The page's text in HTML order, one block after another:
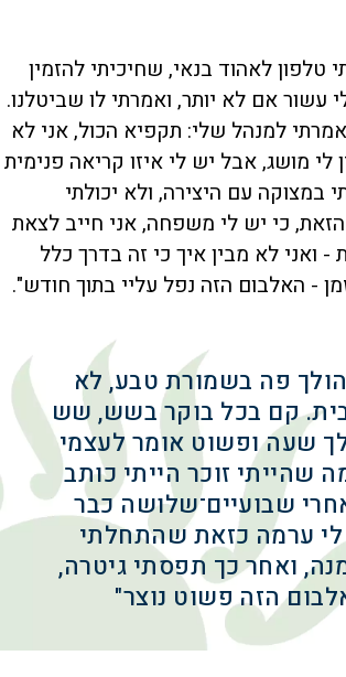
לאהוד בנאי, שחיכיתי להזמין
עשור אם לא יותר, ואמרתי לו שביטלנו.
למנהל שלי: תקפיא הכול, אני לא
לי מושג, אבל יש לי איזו קריאה פנימית
במצוקה עם היצירה, ולא יכולתי
כי יש לי משפחה, אני חייב לצאת
- ואני לא מבין איך כי זה בדרך כלל
- האלבום הזה נפל עליי בתוך חודש".
הולך פה בשמורת טבע, לא
קם בכל בוקר בשש, שש
שעה ופשוט אומר לעצמי
שהייתי זוכר הייתי כותב
שבועיים־שלושה כבר
לי ערמה כזאת שהתחלתי
ואחר כך תפסתי גיטרה,
הזה פשוט נוצר"